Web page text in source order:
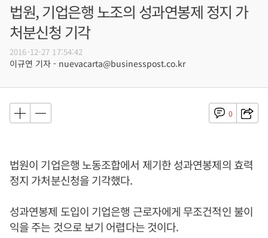
법원, 기업은행 노조의 성과연봉제 정지 가
처분신청 기각
2016-12-27 17:54:42
이규연 기자 - nuevacarta@businesspost.co.kr
0
법원이 기업은행 노동조합에서 제기한 성과연봉제의 효력
정지 가처분신청을 기각했다.
성과연봉제 도입이 기업은행 근로자에게 무조건적인 불이
익을 주는 것으로 보기 어렵다는 것이다.